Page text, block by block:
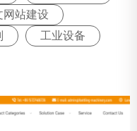
网站建设
工业设备